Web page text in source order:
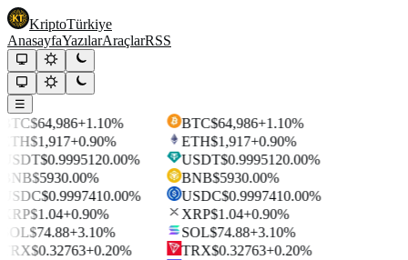
KriptoTürkiye
AnasayfaYazılarAraçlarRSS
☰
BTC$64,986+1.10%
ETH$1,917+0.90%
USDT$0.9995120.00%
BNB$5930.00%
USDC$0.9997410.00%
XRP$1.04+0.90%
SOL$74.88+3.10%
TRX$0.32763+0.20%
BTC$64,986+1.10%
ETH$1,917+0.90%
USDT$0.9995120.00%
BNB$5930.00%
USDC$0.9997410.00%
XRP$1.04+0.90%
SOL$74.88+3.10%
TRX$0.32763+0.20%